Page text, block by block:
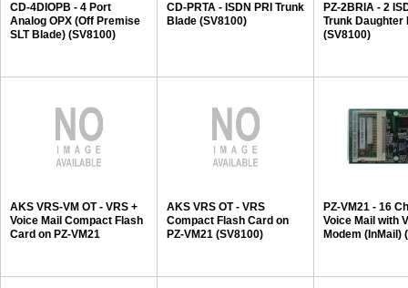
CD-4DIOPB - 4 Port
Analog OPX (Off Premise
SLT Blade) (SV8100)
CD-PRTA - ISDN PRI Trunk
Blade (SV8100)
PZ-2BRIA - 2
Trunk Daughter
(SV8100)
AKS VRS-VM OT - VRS +
Voice Mail Compact Flash
Card on PZ-VM21
AKS VRS OT - VRS
Compact Flash Card on
PZ-VM21 (SV8100)
PZ-VM21 - 16
Voice Mail with
Modem (InMail)